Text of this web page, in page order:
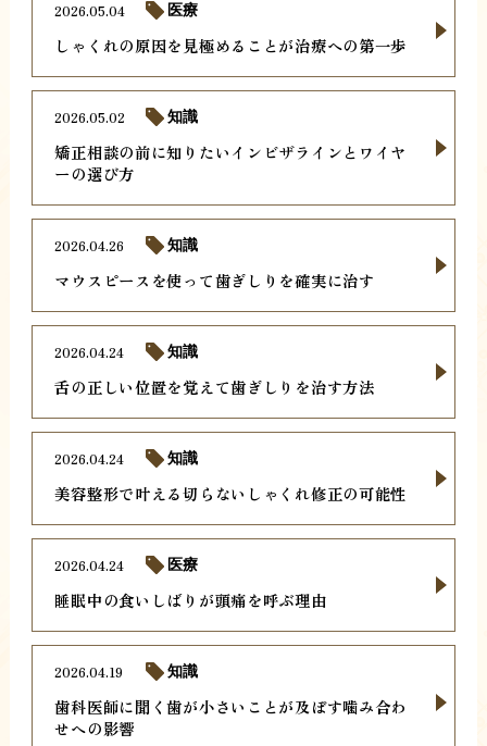
しゃくれの原因を見極めることが治療への第一歩
2026.05.04 医療
矯正相談の前に知りたいインビザラインとワイヤ
ーの選び方
2026.05.02 知識
マウスピースを使って歯ぎしりを確実に治す
2026.04.26 知識
舌の正しい位置を覚えて歯ぎしりを治す方法
2026.04.24 知識
美容整形で叶える切らないしゃくれ修正の可能性
2026.04.24 知識
睡眠中の食いしばりが頭痛を呼ぶ理由
2026.04.24 医療
歯科医師に聞く歯が小さいことが及ぼす噛み合わ
せへの影響
2026.04.19 知識